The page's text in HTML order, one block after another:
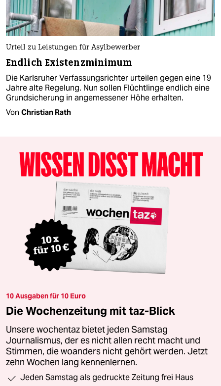
Urteil zu Leistungen für Asylbewerber
Endlich Existenzminimum
Die Karlsruher Verfassungsrichter urteilen gegen eine 19
Jahre alte Regelung. Nun sollen Flüchtlinge endlich eine
Grundsicherung in angemessener Höhe erhalten.
Von Christian Rath
10 Ausgaben für 10 Euro
Die Wochenzeitung mit taz-Blick
Unsere wochentaz bietet jeden Samstag
Journalismus, der es nicht allen recht macht und
Stimmen, die woanders nicht gehört werden. Jetzt
zehn Wochen lang kennenlernen.
Jeden Samstag als gedruckte Zeitung frei Haus